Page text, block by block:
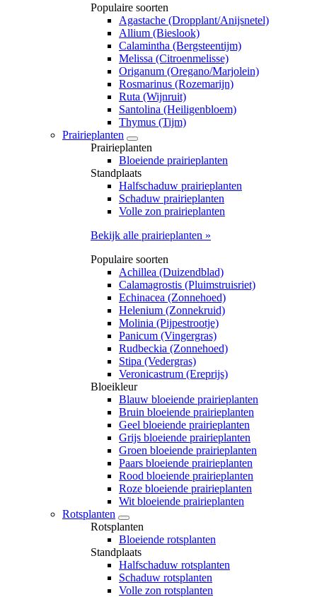
Populaire soorten
Agastache (Dropplant/Anijsnetel)
Allium (Bieslook)
Calamintha (Bergsteentijm)
Melissa (Citroenmelisse)
Origanum (Oregano/Marjolein)
Rosmarinus (Rozemarijn)
Ruta (Wijnruit)
Santolina (Heiligenbloem)
Thymus (Tijm)
Prairieplanten
Prairieplanten
Bloeiende prairieplanten
Standplaats
Halfschaduw prairieplanten
Schaduw prairieplanten
Volle zon prairieplanten
Bekijk alle prairieplanten »
Populaire soorten
Achillea (Duizendblad)
Calamagrostis (Pluimstruisriet)
Echinacea (Zonnehoed)
Helenium (Zonnekruid)
Molinia (Pijpestrootje)
Panicum (Vingergras)
Rudbeckia (Zonnehoed)
Stipa (Vedergras)
Veronicastrum (Ereprijs)
Bloeikleur
Blauw bloeiende prairieplanten
Bruin bloeiende prairieplanten
Geel bloeiende prairieplanten
Grijs bloeiende prairieplanten
Groen bloeiende prairieplanten
Paars bloeiende prairieplanten
Rood bloeiende prairieplanten
Roze bloeiende prairieplanten
Wit bloeiende prairieplanten
Rotsplanten
Rotsplanten
Bloeiende rotsplanten
Standplaats
Halfschaduw rotsplanten
Schaduw rotsplanten
Volle zon rotsplanten